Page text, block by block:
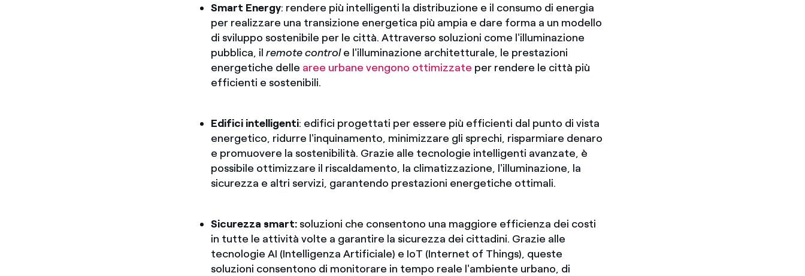
Smart Energy: rendere più intelligenti la distribuzione e il consumo di energia
per realizzare una transizione energetica più ampia e dare forma a un modello
di sviluppo sostenibile per le città. Attraverso soluzioni come l'illuminazione
pubblica, ilremote controle l'illuminazione architetturale, le prestazioni
energetiche delle aree urbane vengono ottimizzate per rendere le città più
efficienti e sostenibili.
Edifici intelligenti: edifici progettati per essere più efficienti dal punto di vista
energetico, ridurre l'inquinamento, minimizzare gli sprechi, risparmiare denaro
e promuovere la sostenibilità. Grazie alle tecnologie intelligenti avanzate, è
possibile ottimizzare il riscaldamento, la climatizzazione, l'illuminazione, la
sicurezza e altri servizi, garantendo prestazioni energetiche ottimali.
Sicurezza smart:soluzioni che consentono una maggiore efficienza dei costi
in tutte le attività volte a garantire la sicurezza dei cittadini. Grazie alle
tecnologie AI (Intelligenza Artificiale) e IoT (Internet of Things), queste
soluzioni consentono di monitorare in tempo reale l'ambiente urbano, di